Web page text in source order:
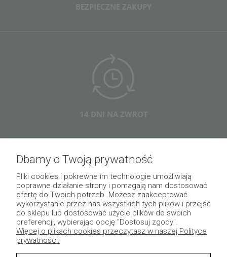
BEZPIECZNE ZAKUPY
14 DNI NA ZWROT
Newsletter
Podaj swój adres e-mail, jeżeli chcesz otrzymywać
informacje o nowościach i promocjach.
Dbamy o Twoją prywatność
Pliki cookies i pokrewne im technologie umożliwiają
poprawne działanie strony i pomagają nam dostosować
ofertę do Twoich potrzeb. Możesz zaakceptować
wykorzystanie przez nas wszystkich tych plików i przejść
do sklepu lub dostosować użycie plików do swoich
preferencji, wybierając opcję "Dostosuj zgody".
Więcej o plikach cookies przeczytasz w naszej Polityce
prywatności.